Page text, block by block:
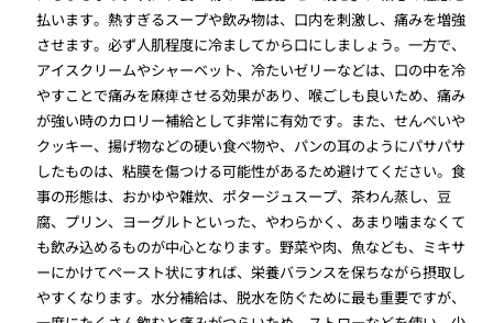
払います。熱すぎるスープや飲み物は、口内を刺激し、痛みを増強
させます。必ず人肌程度に冷ましてから口にしましょう。一方で、
アイスクリームやシャーベット、冷たいゼリーなどは、口の中を冷
やすことで痛みを麻痺させる効果があり、喉ごしも良いため、痛み
が強い時のカロリー補給として非常に有効です。また、せんべいや
クッキー、揚げ物などの硬い食べ物や、パンの耳のようにパサパサ
したものは、粘膜を傷つける可能性があるため避けてください。食
事の形態は、おかゆや雑炊、ポタージュスープ、茶わん蒸し、豆
腐、プリン、ヨーグルトといった、やわらかく、あまり噛まなくて
も飲み込めるものが中心となります。野菜や肉、魚なども、ミキサ
ーにかけてペースト状にすれば、栄養バランスを保ちながら摂取し
やすくなります。水分補給は、脱水を防ぐために最も重要ですが、